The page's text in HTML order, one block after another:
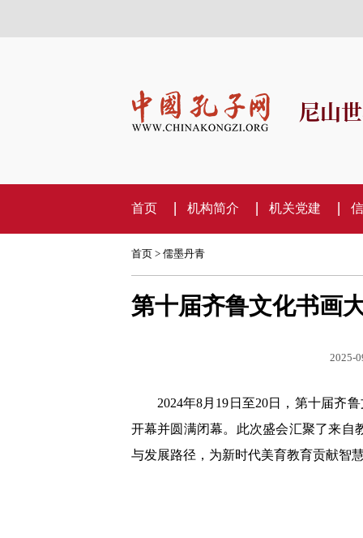
尼山
首页 机构简介 机关党建
首页> 儒墨丹青
第十届齐鲁文化书画
2025-
2024年8月19日至20日，第十届齐
开幕并圆满闭幕。此次盛会汇聚了来自
与发展路径，为新时代美育教育贡献智